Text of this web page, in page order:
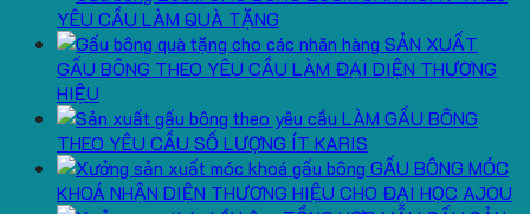
YÊU CẦU LÀM QUÀ TẶNG
SẢN XUẤT
GẤU BÔNG THEO YÊU CẦU LÀM ĐẠI DIỆN THƯƠNG
HIỆU
LÀM GẤU BÔNG
THEO YÊU CẦU SỐ LƯỢNG ÍT KARIS
GẤU BÔNG MÓC
KHOÁ NHẬN DIỆN THƯƠNG HIỆU CHO ĐẠI HỌC AJOU